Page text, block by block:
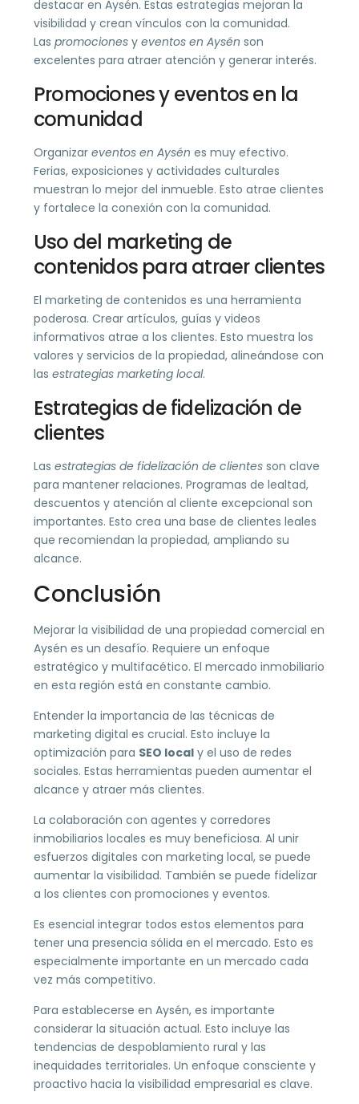
destacar en Aysén. Estas estrategias mejoran la
visibilidad y crean vínculos con la comunidad.
Las promociones y eventos en Aysén son
excelentes para atraer atención y generar interés.
Promociones y eventos en la
comunidad
Organizar eventos en Aysén es muy efectivo.
Ferias, exposiciones y actividades culturales
muestran lo mejor del inmueble. Esto atrae clientes
y fortalece la conexión con la comunidad.
Uso del marketing de
contenidos para atraer clientes
El marketing de contenidos es una herramienta
poderosa. Crear artículos, guías y videos
informativos atrae a los clientes. Esto muestra los
valores y servicios de la propiedad, alineándose con
las estrategias marketing local.
Estrategias de fidelización de
clientes
Las estrategias de fidelización de clientes son clave
para mantener relaciones. Programas de lealtad,
descuentos y atención al cliente excepcional son
importantes. Esto crea una base de clientes leales
que recomiendan la propiedad, ampliando su
alcance.
Conclusión
Mejorar la visibilidad de una propiedad comercial en
Aysén es un desafío. Requiere un enfoque
estratégico y multifacético. El mercado inmobiliario
en esta región está en constante cambio.
Entender la importancia de las técnicas de
marketing digital es crucial. Esto incluye la
optimización para SEO local y el uso de redes
sociales. Estas herramientas pueden aumentar el
alcance y atraer más clientes.
La colaboración con agentes y corredores
inmobiliarios locales es muy beneficiosa. Al unir
esfuerzos digitales con marketing local, se puede
aumentar la visibilidad. También se puede fidelizar
a los clientes con promociones y eventos.
Es esencial integrar todos estos elementos para
tener una presencia sólida en el mercado. Esto es
especialmente importante en un mercado cada
vez más competitivo.
Para establecerse en Aysén, es importante
considerar la situación actual. Esto incluye las
tendencias de despoblamiento rural y las
inequidades territoriales. Un enfoque consciente y
proactivo hacia la visibilidad empresarial es clave.